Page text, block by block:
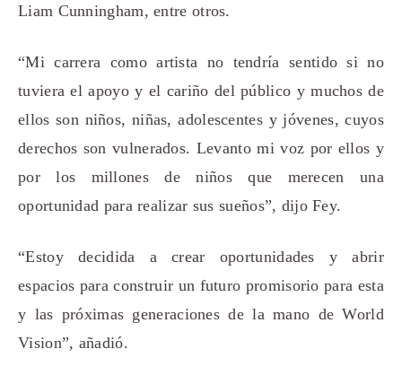
Liam Cunningham, entre otros.
“Mi carrera como artista no tendría sentido si no
tuviera el apoyo y el cariño del público y muchos de
ellos son niños, niñas, adolescentes y jóvenes, cuyos
derechos son vulnerados. Levanto mi voz por ellos y
por los millones de niños que merecen una
oportunidad para realizar sus sueños”, dijo Fey.
“Estoy decidida a crear oportunidades y abrir
espacios para construir un futuro promisorio para esta
y las próximas generaciones de la mano de World
Vision”, añadió.